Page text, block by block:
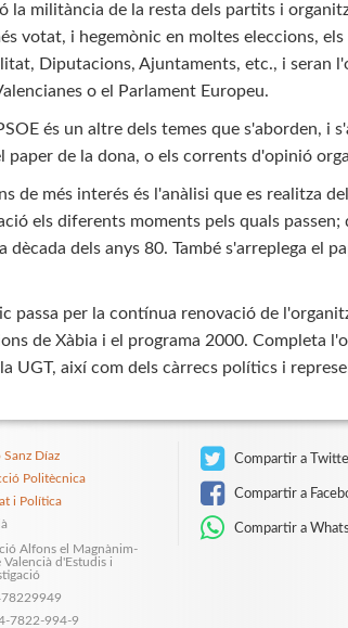
la militància de la resta dels partits i
votat, i hegemònic en moltes eleccions,
Diputacions, Ajuntaments, etc., i seran
o el Parlament Europeu.
és un altre dels temes que s'aborden, i
de la dona, o els corrents d'opinió
de més interés és l'anàlisi que es realitza
els diferents moments pels quals
dels anys 80. També s'arreplega el
passa per la contínua renovació de
de Xàbia i el programa 2000. Completa
UGT, així com dels càrrecs polítics i
Sanz Díaz
Politècnica
i Política
Alfons el Magnànim-
Valencià d'Estudis i
7822-994-9
Compartir a
Compartir a
Compartir a